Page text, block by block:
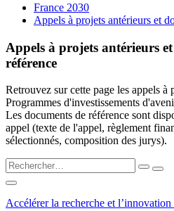
France 2030
Appels à projets antérieurs et
Appels à projets antérieurs
référence
Retrouvez sur cette page les appels à
Programmes d'investissements
Les documents de référence sont
appel (texte de l'appel, règlement
sélectionnés, composition des jurys).
Accélérer la recherche et